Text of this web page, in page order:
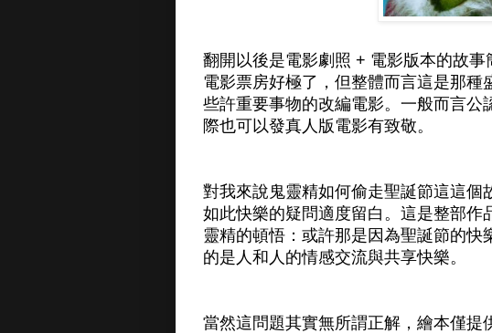
翻開以後是電影劇照 + 電影版本的故
電影票房好極了，但整體而言這是那
些許重要事物的改編電影。一般而言
際也可以發真人版電影有致敬。
對我來說鬼靈精如何偷走聖誕節這這
如此快樂的疑問適度留白。這是整部
靈精的頓悟：或許那是因為聖誕節的
的是人和人的情感交流與共享快樂。
當然這問題其實無所謂正解，繪本僅